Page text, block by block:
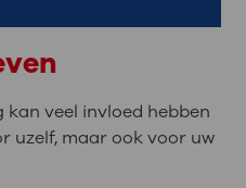
veel invloed hebben
uzelf, maar ook voor uw